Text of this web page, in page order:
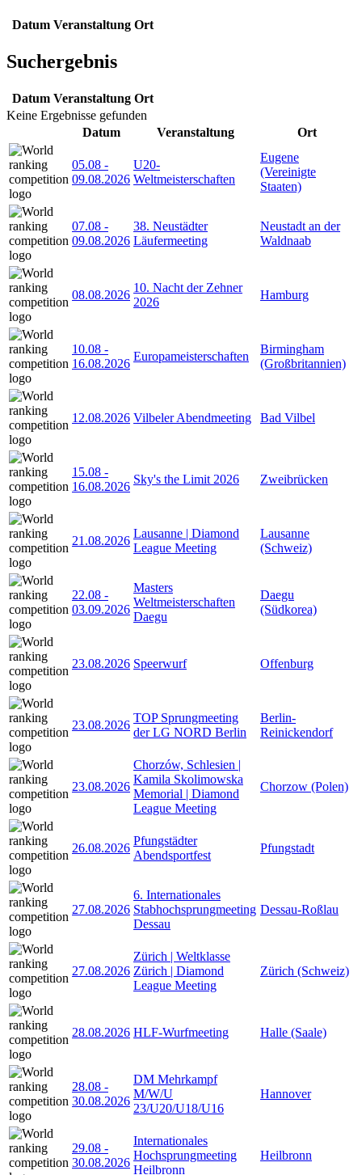
Datum Veranstaltung Ort
Suchergebnis
Datum Veranstaltung Ort
Keine Ergebnisse gefunden
Datum
Veranstaltung Ort
05.08 -
09.08.2026
U20-
Weltmeisterschaften
Eugene
(Vereinigte
Staaten)
07.08 -
09.08.2026
38. Neustädter
Läufermeeting
Neustadt an der
Waldnaab
08.08.2026
10. Nacht der Zehner
2026
Hamburg
10.08 -
16.08.2026
Europameisterschaften
Birmingham
(Großbritannien)
12.08.2026 Vilbeler Abendmeeting Bad Vilbel
15.08 -
16.08.2026
Sky's the Limit 2026 Zweibrücken
21.08.2026
Lausanne | Diamond
League Meeting
Lausanne
(Schweiz)
22.08 -
03.09.2026
Masters
Weltmeisterschaften
Daegu
Daegu
(Südkorea)
23.08.2026 Speerwurf Offenburg
23.08.2026
TOP Sprungmeeting
der LG NORD Berlin
Berlin-
Reinickendorf
23.08.2026
Chorzów, Schlesien |
Kamila Skolimowska
Memorial | Diamond
League Meeting
Chorzow (Polen)
26.08.2026
Pfungstädter
Abendsportfest
Pfungstadt
27.08.2026
6. Internationales
Stabhochsprungmeeting
Dessau
Dessau-Roßlau
27.08.2026
Zürich | Weltklasse
Zürich | Diamond
League Meeting
Zürich (Schweiz)
28.08.2026 HLF-Wurfmeeting Halle (Saale)
28.08 -
30.08.2026
DM Mehrkampf
M/W/U
23/U20/U18/U16
Hannover
29.08 -
30.08.2026
Internationales
Hochsprungmeeting
Heilbronn
Heilbronn